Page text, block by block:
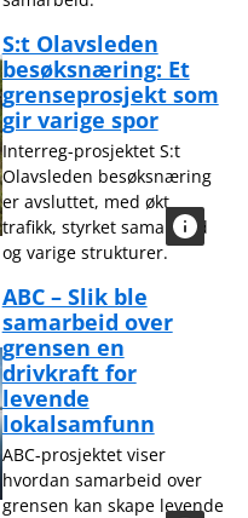
S:t Olavsleden
besøksnæring: Et
grenseprosjekt som
gir varige spor
Interreg-prosjektet S:t
Olavsleden besøksnæring
er avsluttet, med økt
trafikk, styrket samarbeid
og varige strukturer.
ABC – Slik ble
samarbeid over
grensen en
drivkraft for
levende
lokalsamfunn
ABC-prosjektet viser
hvordan samarbeid over
grensen kan skape levende